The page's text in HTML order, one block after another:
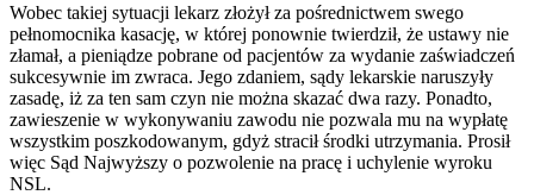
Wobec takiej sytuacji lekarz złożył za pośrednictwem swego
pełnomocnika kasację, w której ponownie twierdził, że ustawy nie
złamał, a pieniądze pobrane od pacjentów za wydanie zaświadczeń
sukcesywnie im zwraca. Jego zdaniem, sądy lekarskie naruszyły
zasadę, iż za ten sam czyn nie można skazać dwa razy. Ponadto,
zawieszenie w wykonywaniu zawodu nie pozwala mu na wypłatę
wszystkim poszkodowanym, gdyż stracił środki utrzymania. Prosił
więc Sąd Najwyższy o pozwolenie na pracę i uchylenie wyroku
NSL.